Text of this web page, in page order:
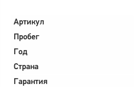
Артикул
Пробег
Год
Страна
Гарантия